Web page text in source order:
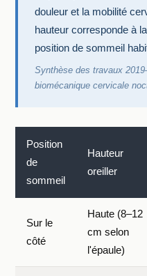
douleur et la mobilité
hauteur corresponde à
position de sommeil
Synthèse des travaux
biomécanique cervicale
Position
de
sommeil
Hauteur
oreiller
Sur le
côté
Haute (8–12
cm selon
l'épaule)